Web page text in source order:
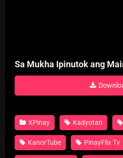
Sa Mukha Ipinutok ang
XPinay Kadyotan
KanorTube PinayFlix Tv